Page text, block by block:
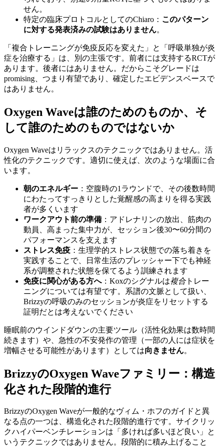
せん。
特定の臨床プロトコルとしてのChiaro： このパターン
に対する発表済みの試験はありません。
「複合トレーニングが免疫反応を変えた」と「呼吸単独が炎
症を治療する」は、別の主張です。前者には支持するRCTが
あります。後者にはありません。だからこそグレードは
promising、つまり有望であり、確定したエビデンスベースで
はありません。
Oxygen Waveは誰のためのものか、そ
して誰のためのものではないか
Oxygen Waveはリラックスのテクニックではありません。活
性化のテクニックです。適切に使えば、次のような場面に合
います。
朝のエネルギー ：空腹時の1ラウンドで、その後数時間
にわたってすっきりとした覚醒感の高まりを得る実践
者が多くいます
ワークアウト前の準備 ：アドレナリンの放出、筋肉の
動員、高まった集中力が、セッション後30〜60分間の
パフォーマンスを支えます
ストレス免疫 ：生理学的ストレス状態での落ち着きを
実践することで、日常生活のプレッシャー下でも神経
系が調整された状態を保てるよう訓練されます
免疫に関心がある方へ：Koxのシグナルは複合トレー
ニングについては有望です。系譜の文脈として扱い、
Brizzyの呼吸のみのセッションが炎症をリセットする
証明だとは考えないでください
睡眠前のウインドダウンの主要ツール（活性化効果は数時間
続きます）や、急性の不安発作の管理（一部の人には症状を
増幅させる可能性があります）としては向きません。
BrizzyのOxygen Waveファミリー：構造
化された段階的進行
BrizzyのOxygen Waveが一般的なヴィム・ホフのガイドと異
なる点の一つは、構造化された段階的進行です。サイクリッ
クハイパーベンチレーションは「多ければ多いほど良い」と
いうテクニックではありません。段階的に積み上げること